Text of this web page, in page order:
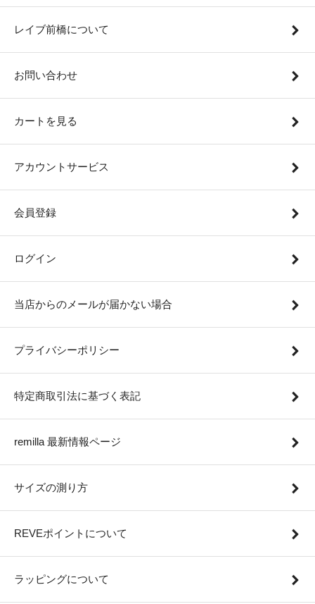
レイブ前橋について
お問い合わせ
カートを見る
アカウントサービス
会員登録
ログイン
当店からのメールが届かない場合
プライバシーポリシー
特定商取引法に基づく表記
remilla 最新情報ページ
サイズの測り方
REVEポイントについて
ラッピングについて